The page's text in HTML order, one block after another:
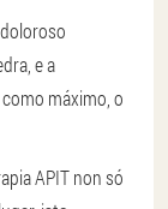
e a
máximo, o
APIT non só